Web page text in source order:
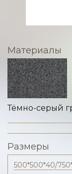
Материалы
Тёмно-серый
Размеры
500*500*40/